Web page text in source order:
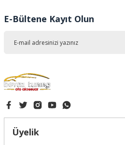
Bu ürüne benzer farklı alternatifler
E-Bültene Kayıt Olun
Üyelik